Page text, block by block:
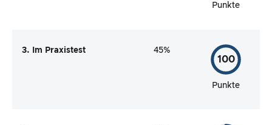
Punkte
3. Im Praxistest 45%
100
Punkte